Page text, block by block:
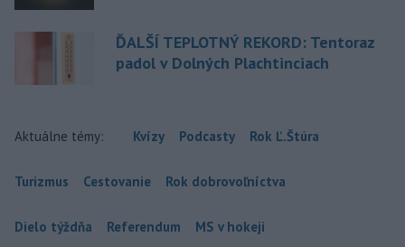
ĎALŠÍ TEPLOTNÝ REKORD: Tentoraz
padol v Dolných Plachtinciach
Aktuálne témy: Kvízy Podcasty Rok Ľ.Štúra
Turizmus Cestovanie Rok dobrovoľníctva
Dielo týždňa Referendum MS v hokeji